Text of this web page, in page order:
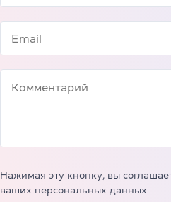
Нажимая эту кнопку, вы
ваших персональных данных.